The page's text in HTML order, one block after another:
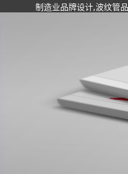
制造业品牌设计,波纹管